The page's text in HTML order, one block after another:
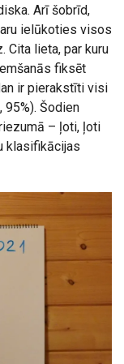
Arī šobrīd,
ielūkoties visos
Cita lieta, par kuru
fiksēt
ir pierakstīti visi
95%). Šodien
– ļoti, ļoti
klasifikācijas